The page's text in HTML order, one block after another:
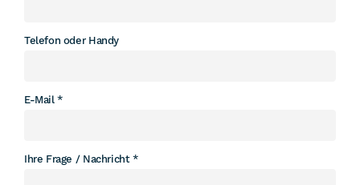
Telefon oder Handy
E-Mail
Ihre Frage / Nachricht